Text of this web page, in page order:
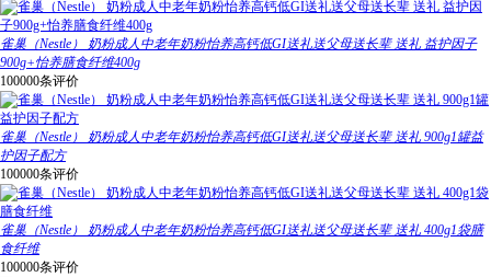
雀巢（Nestle） 奶粉成人中老年奶粉怡养高钙低GI送礼送父母送长辈 送礼 益护因子
900g+怡养膳食纤维400g
100000条评价
雀巢（Nestle） 奶粉成人中老年奶粉怡养高钙低GI送礼送父母送长辈 送礼 900g1罐益
护因子配方
100000条评价
雀巢（Nestle） 奶粉成人中老年奶粉怡养高钙低GI送礼送父母送长辈 送礼 400g1袋膳
食纤维
100000条评价